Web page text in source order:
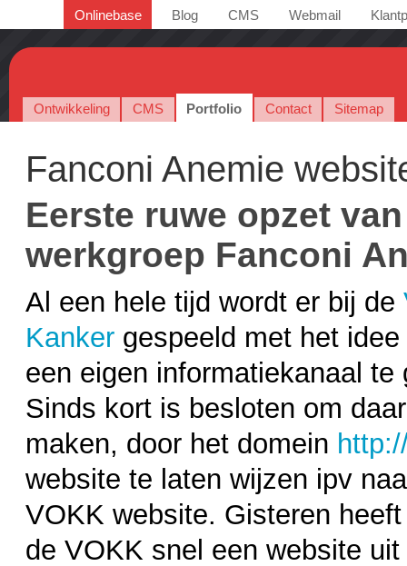
Onlinebase Blog CMS Webmail
Ontwikkeling CMS Portfolio Contact Sitemap
Fanconi Anemie
Eerste ruwe opzet
werkgroep Fanconi
Al een hele tijd wordt er bij de
Kanker gespeeld met het
een eigen informatiekanaal
Sinds kort is besloten om
maken, door het domein
website te laten wijzen ipv
VOKK website. Gisteren
de VOKK snel een website